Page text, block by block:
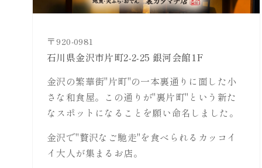
920-0981
石川県金沢市片町2-2-25 銀河会館1F
金沢の繁華街"片町"の一本裏通りに面した小
さな和食屋。この通りが"裏片町"という新た
なスポットになることを願い命名しました。
金沢で"贅沢なご馳走"を食べられるカッコイ
イ大人が集まるお店。